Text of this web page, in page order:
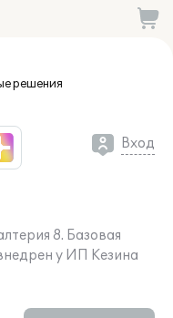
решения
Вход
8. Базовая
у ИП Кезина